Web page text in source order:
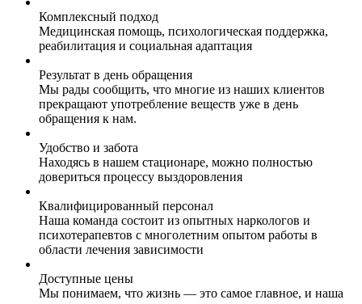
Комплексный подход
Медицинская помощь, психологическая поддержка,
реабилитация и социальная адаптация
Результат в день обращения
Мы рады сообщить, что многие из наших клиентов
прекращают употребление веществ уже в день
обращения к нам.
Удобство и забота
Находясь в нашем стационаре, можно полностью
довериться процессу выздоровления
Квалифицированный персонал
Наша команда состоит из опытных наркологов и
психотерапевтов с многолетним опытом работы в
области лечения зависимости
Доступные цены
Мы понимаем, что жизнь — это самое главное, и наша